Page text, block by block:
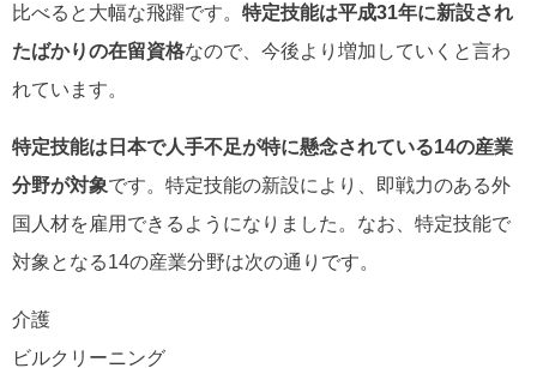
比べると大幅な飛躍です。 特定技能は平成31年に新設され
たばかりの在留資格なので、今後より増加していくと言わ
れています。
特定技能は日本で人手不足が特に懸念されている14の産業
分野が対象です。特定技能の新設により、即戦力のある外
国人材を雇用できるようになりました。なお、特定技能で
対象となる14の産業分野は次の通りです。
介護
ビルクリーニング